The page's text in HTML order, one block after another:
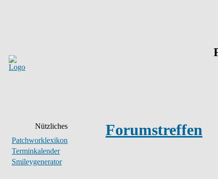
Nützliches
Patchworklexikon
Terminkalender
Smileygenerator
Forumstreffen